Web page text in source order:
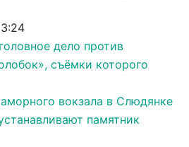
дело против
съёмки которого